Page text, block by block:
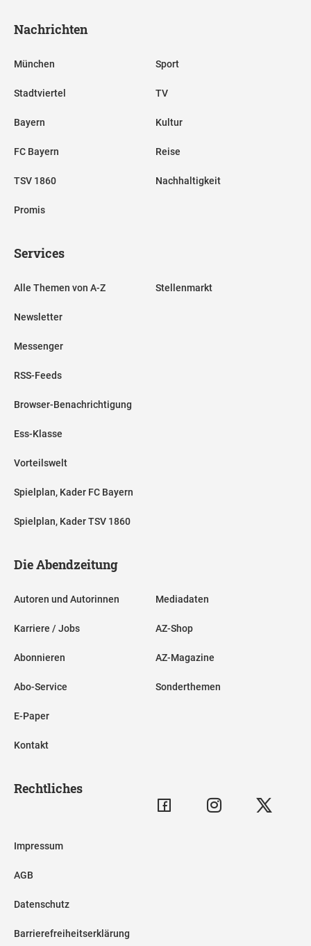
Nachrichten
München
Stadtviertel
Bayern
FC Bayern
TSV 1860
Promis
Sport
TV
Kultur
Reise
Nachhaltigkeit
Services
Alle Themen von A-Z
Newsletter
Messenger
RSS-Feeds
Browser-Benachrichtigung
Ess-Klasse
Vorteilswelt
Spielplan, Kader FC Bayern
Spielplan, Kader TSV 1860
Stellenmarkt
Die Abendzeitung
Autoren und Autorinnen
Karriere / Jobs
Abonnieren
Abo-Service
E-Paper
Kontakt
Mediadaten
AZ-Shop
AZ-Magazine
Sonderthemen
Rechtliches
Impressum
AGB
Datenschutz
Barrierefreiheitserklärung